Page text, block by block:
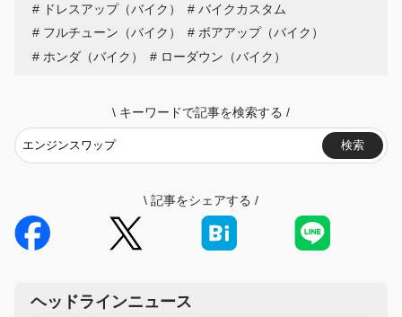
ドレスアップ（バイク）
バイクカスタム
フルチューン（バイク）
ボアアップ（バイク）
ホンダ（バイク）
ローダウン（バイク）
\ キーワードで記事を検索する /
検索
\ 記事をシェアする /
ヘッドラインニュース